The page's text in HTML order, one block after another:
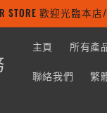
STORE 歡迎光臨
主頁 所有產
聯絡我們 繁